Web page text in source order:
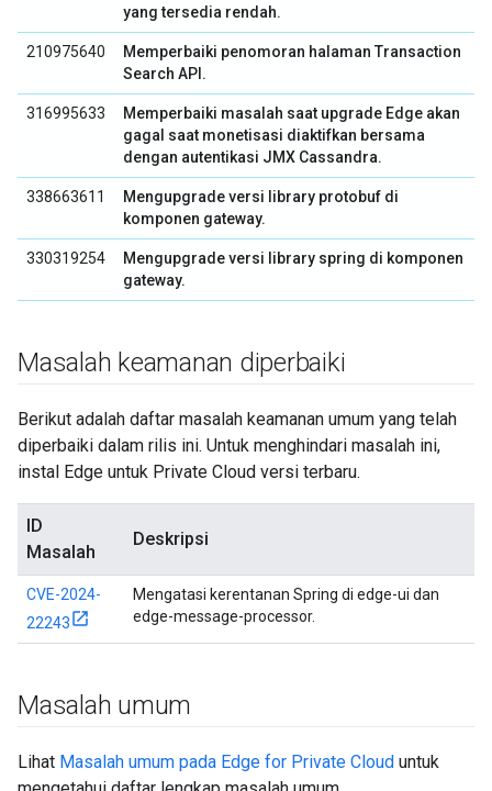
yang tersedia rendah.
210975640
Memperbaiki penomoran halaman Transaction
Search API.
316995633
Memperbaiki masalah saat upgrade Edge akan
gagal saat monetisasi diaktifkan bersama
dengan autentikasi JMX Cassandra.
338663611
Mengupgrade versi library protobuf di
komponen gateway.
330319254
Mengupgrade versi library spring di komponen
gateway.
Masalah keamanan diperbaiki
Berikut adalah daftar masalah keamanan umum yang telah
diperbaiki dalam rilis ini. Untuk menghindari masalah ini,
instal Edge untuk Private Cloud versi terbaru.
ID
Masalah
Deskripsi
CVE-2024-
22243
Mengatasi kerentanan Spring di edge-ui dan
edge-message-processor.
Masalah umum
Lihat Masalah umum pada Edge for Private Cloud untuk